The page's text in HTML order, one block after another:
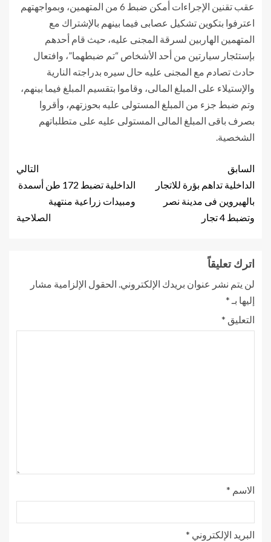
عقب تقنين الإجراءات أمكن ضبط 6 من المتهمين، وبمواجهتهم
اعترفوا بتكوين تشكيل عصابى فيما بينهم بالإشتراك مع
المتهمين الهاربين لسرقة المجنى عليه، حيث قام أحدهم
بإستئجار سيارتين من أحد الأشخاص “تم ضبطهما”، وافتعال
حادث تصادم مع المجنى عليه حال سيره بدراجته النارية
والإستيلاء على المبلغ المالى، وقاموا بتقسيم المبلغ فيما بينهم،
وتم ضبط جزء من المبلغ المستولى عليه بحوزتهم، وأقروا
بصرف باقى المبلغ المالى المستولى عليه على متطلباتهم
الشخصية.
السابق
الداخلية تداهم بؤرة للاتجار
بالهيروين فى مدينة نصر
وتضبط 4 تجار
التالي
الداخلية تضبط 172 طن أسمدة
ومبيدات زراعية منتهية
الصلاحية
اترك تعليقاً
لن يتم نشر عنوان بريدك الإلكتروني. الحقول الإلزامية مشار
إليها بـ *
التعليق *
الاسم *
البريد الإلكتروني *